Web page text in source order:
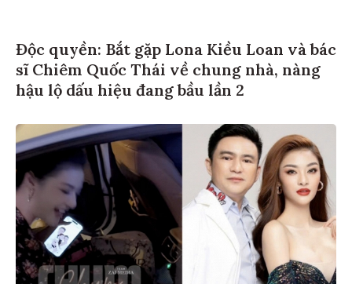
Độc quyền: Bắt gặp Lona Kiều Loan và bác
sĩ Chiêm Quốc Thái về chung nhà, nàng
hậu lộ dấu hiệu đang bầu lần 2